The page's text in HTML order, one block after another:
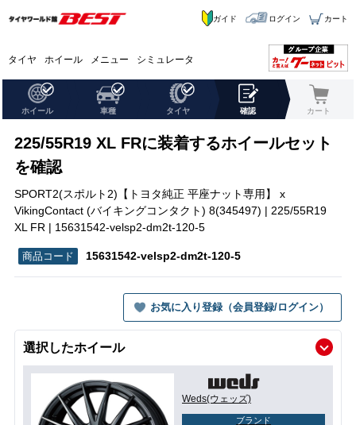
タイヤ ホイール メニュー シミュレータ
ガイド ログイン カート
ホイール 車種 タイヤ 確認 カート
225/55R19 XL FRに装着するホイールセット
を確認
SPORT2(スポルト2)【トヨタ純正 平座ナット専用】 x
VikingContact (バイキングコンタクト) 8(345497) | 225/55R19
XL FR | 15631542-velsp2-dm2t-120-5
15631542-velsp2-dm2t-120-5
お気に入り登録（会員登録/ログイン）
選択したホイール
Weds(ウェッズ)
ブランド